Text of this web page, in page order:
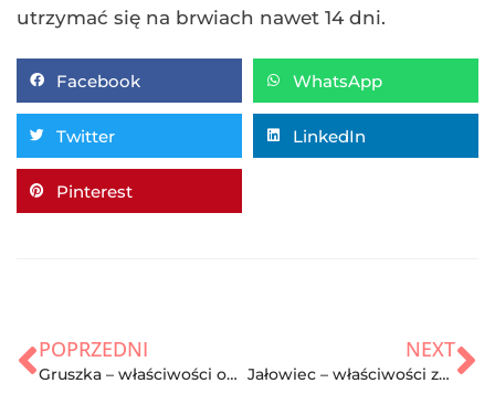
utrzymać się na brwiach nawet 14 dni.
Facebook WhatsApp
Twitter LinkedIn
Pinterest
POPRZEDNI
Gruszka – właściwości odżywcze, kalorie i zastosowanie
NEXT
Jałowiec – właściwości zdrowotne, zastosowanie w medycynie i kosmetyce